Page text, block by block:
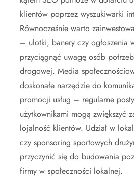
klientów poprzez wyszukiwarki
Równocześnie warto
– ulotki, banery czy ogłoszenia
przyciągnąć uwagę osób
drogowej. Media
doskonałe narzędzie do
promocji usług – regularne
użytkownikami mogą zwiększyć
lojalność klientów. Udział w
czy sponsoring sportowych
przyczynić się do budowania
firmy w społeczności lokalnej.